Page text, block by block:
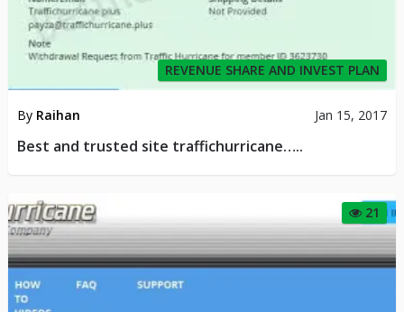
REVENUE SHARE AND INVEST PLAN
By Raihan Jan 15, 2017
Best and trusted site traffichurricane…..
21